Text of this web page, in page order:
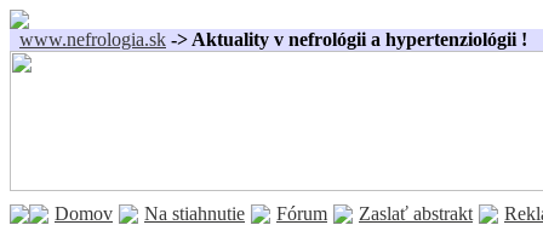
www.nefrologia.sk -> Aktuality v nefrológii a hypertenziológii !
Domov Na stiahnutie Fórum Zaslať abstrakt